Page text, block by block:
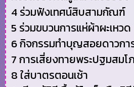
4 ร่วมฟังเทศน์สิบสามกัณฑ์
5 ร่วมขบวนการแห่ผ้าผะเหวด
6 กิจกรรมทำบุญสอยดาวกา
7 การเสี่ยงทายพระปฐมสมโ
8 ใส่บาตรตอนเช้า